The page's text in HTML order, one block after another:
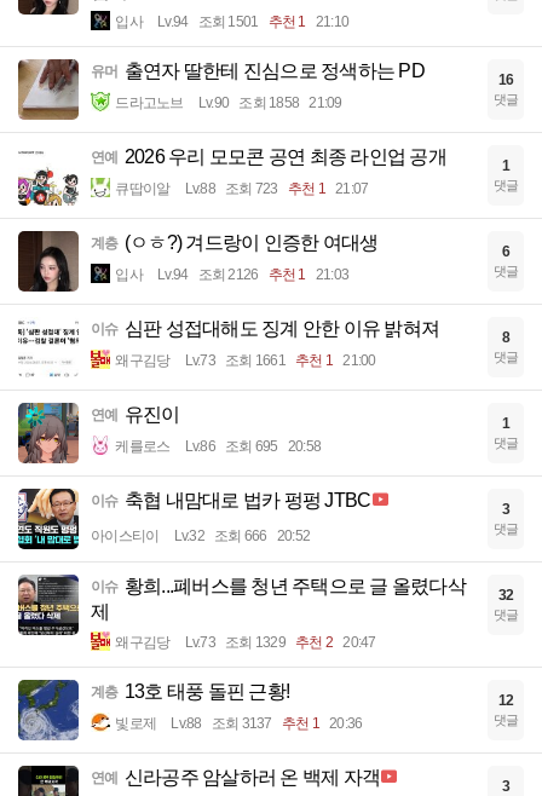
입사 Lv.94 조회 1501 추천 1 21:10
유머 출연자 딸한테 진심으로 정색하는 PD
드라고노브 Lv.90 조회 1858 21:09
16
댓글
연예 2026 우리 모모콘 공연 최종 라인업 공개
큐땁이알 Lv.88 조회 723 추천 1 21:07
1
댓글
계층 (ㅇㅎ?) 겨드랑이 인증한 여대생
입사 Lv.94 조회 2126 추천 1 21:03
6
댓글
이슈 심판 성접대해도 징계 안한 이유 밝혀져
왜구김당 Lv.73 조회 1661 추천 1 21:00
8
댓글
연예 유진이
케를로스 Lv.86 조회 695 20:58
1
댓글
이슈 축협 내맘대로 법카 펑펑 JTBC
아이스티이 Lv.32 조회 666 20:52
3
댓글
이슈 황희...폐버스를 청년 주택으로 글 올렸다삭
제
왜구김당 Lv.73 조회 1329 추천 2 20:47
32
댓글
계층 13호 태풍 돌핀 근황!
빛로제 Lv.88 조회 3137 추천 1 20:36
12
댓글
연예 신라공주 암살하러 온 백제 자객 3